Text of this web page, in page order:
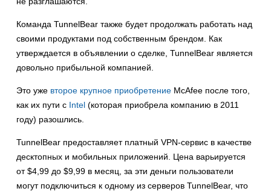
Команда TunnelBear также будет продолжать работать над
своими продуктами под собственным брендом. Как
утверждается в объявлении о сделке, TunnelBear является
довольно прибыльной компанией.
Это уже второе крупное приобретение McAfee после того,
как их пути с Intel (которая приобрела компанию в 2011
году) разошлись.
TunnelBear предоставляет платный VPN-сервис в качестве
десктопных и мобильных приложений. Цена варьируется
от $4,99 до $9,99 в месяц, за эти деньги пользователи
могут подключиться к одному из серверов TunnelBear, что